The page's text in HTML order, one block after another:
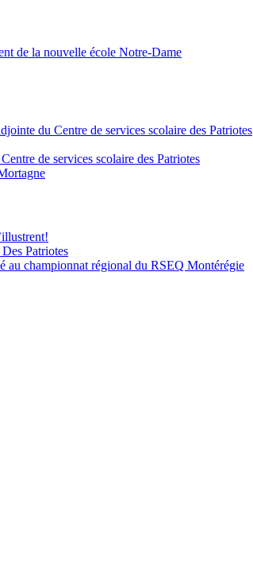
de la nouvelle école Notre-Dame
du Centre de services scolaire des Patriotes
de services scolaire des Patriotes
Patriotes
au championnat régional du RSEQ Montérégie